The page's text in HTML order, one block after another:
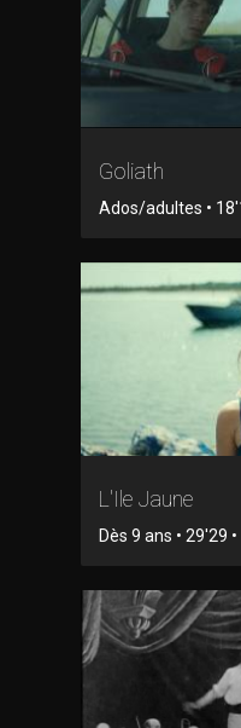
Goliath
Ados/adultes •
L'Ile Jaune
Dès 9 ans • 29'29